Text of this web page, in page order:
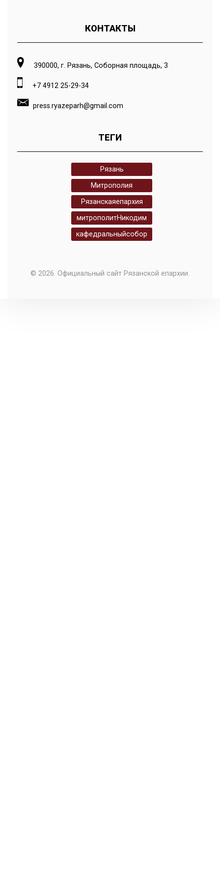
КОНТАКТЫ
390000, г. Рязань, Соборная площадь, 3
+7 4912 25-29-34
press.ryazeparh@gmail.com
ТЕГИ
Рязань
Митрополия
Рязанскаяепархия
митрополитНикодим
кафедральныйсобор
© 2026. Официальный сайт Рязанской епархии.